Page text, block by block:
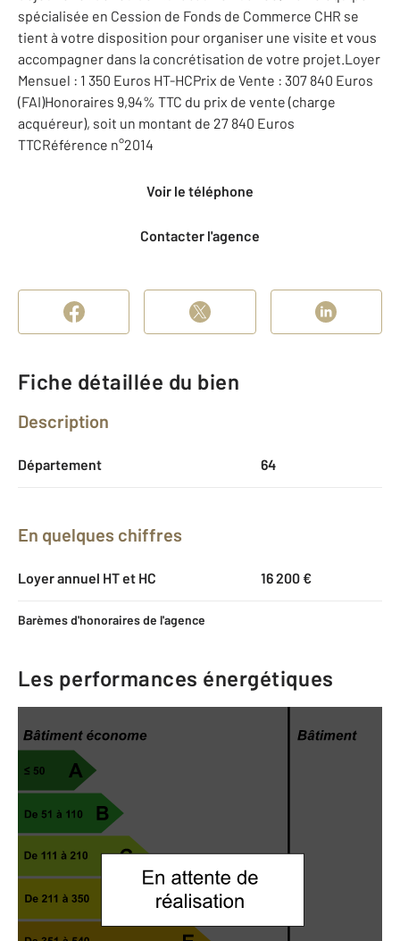
spécialisée en Cession de Fonds de Commerce CHR se
tient à votre disposition pour organiser une visite et vous
accompagner dans la concrétisation de votre projet.Loyer
Mensuel : 1 350 Euros HT-HCPrix de Vente : 307 840 Euros
(FAI)Honoraires 9,94% TTC du prix de vente (charge
acquéreur), soit un montant de 27 840 Euros
TTCRéférence n°2014
Voir le téléphone
Contacter l'agence
Fiche détaillée du bien
Description
Département 64
En quelques chiffres
Loyer annuel HT et HC 16 200 €
Barèmes d'honoraires de l'agence
Les performances énergétiques